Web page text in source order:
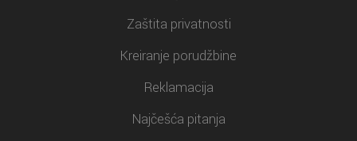
Zaštita privatnosti
Kreiranje porudžbine
Reklamacija
Najčešća pitanja